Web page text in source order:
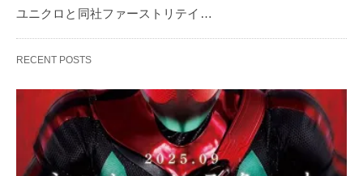
ユニクロと同社ファーストリテイ…
RECENT POSTS